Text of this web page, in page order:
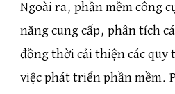
Ngoài ra, phần mềm công
năng cung cấp, phân tích
đồng thời cải thiện các quy
việc phát triển phần mềm.